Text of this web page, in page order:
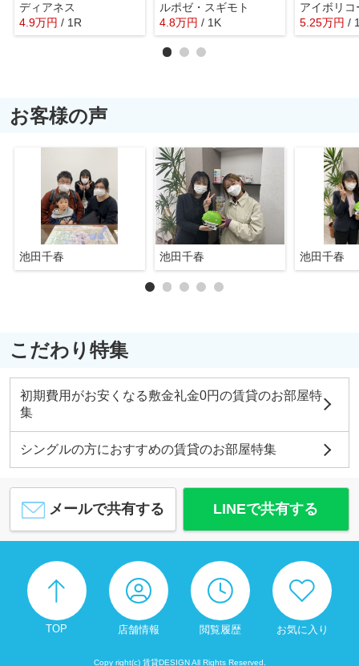
ディアネス
4.9万円 / 1R
ルポゼ・スギモト
4.8万円 / 1K
アイボリコ
5.25万円 /
お客様の声
池田千春 池田千春 池田千春
こだわり特集
初期費用がお安くなる敷金礼金0円の賃貸のお部屋特
集
シングルの方におすすめの賃貸のお部屋特集
メールで共有する LINEで共有する
TOP 店舗情報 閲覧履歴 お気に入り
Copy right(c) 賃貸DESIGN All Rights Reserved.